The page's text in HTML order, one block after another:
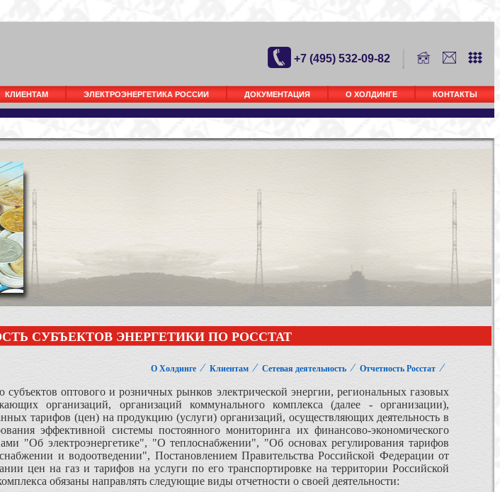
+7 (495) 532-09-82
КЛИЕНТАМ ЭЛЕКТРОЭНЕРГЕТИКА РОССИИ ДОКУМЕНТАЦИЯ О ХОЛДИНГЕ КОНТАКТЫ
СУБЪЕКТОВ ЭНЕРГЕТИКИ ПО РОССТАТ
О Холдинге ⁄ Клиентам ⁄ Сетевая деятельность ⁄ Отчетность Росстат ⁄
субъектов оптового и розничных рынков электрической энергии, региональных газовых
организаций, организаций коммунального комплекса (далее - организации),
тарифов (цен) на продукцию (услуги) организаций, осуществляющих деятельность в
эффективной системы постоянного мониторинга их финансово-экономического
"Об электроэнергетике", "О теплоснабжении", "Об основах регулирования тарифов
и водоотведении", Постановлением Правительства Российской Федерации от
цен на газ и тарифов на услуги по его транспортировке на территории Российской
обязаны направлять следующие виды отчетности о своей деятельности: